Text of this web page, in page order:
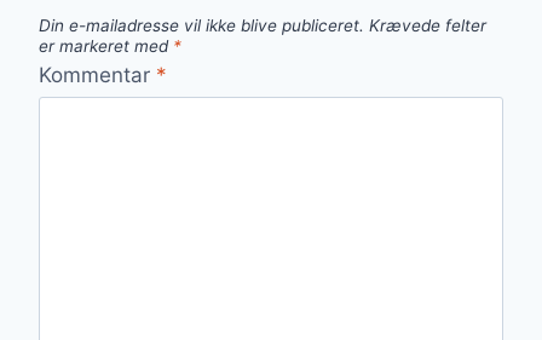
Din e-mailadresse vil ikke blive publiceret. Krævede felter
er markeret med *
Kommentar *